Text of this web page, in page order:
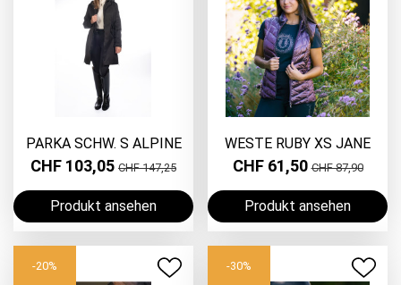
PARKA SCHW. S ALPINE
CHF 103,05 CHF 147,25
Produkt ansehen
WESTE RUBY XS JANE
CHF 61,50CHF 87,90
Produkt ansehen
-20% -30%